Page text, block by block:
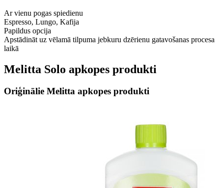
Ar vienu pogas spiedienu
Espresso, Lungo, Kafija
Papildus opcija
Apstādināt uz vēlamā tilpuma jebkuru dzērienu gatavošanas procesa
laikā
Melitta Solo apkopes produkti
Oriģinālie Melitta apkopes produkti